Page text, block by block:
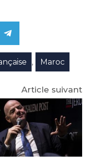
Share
on
Telegram
, Maroc
Article suivant